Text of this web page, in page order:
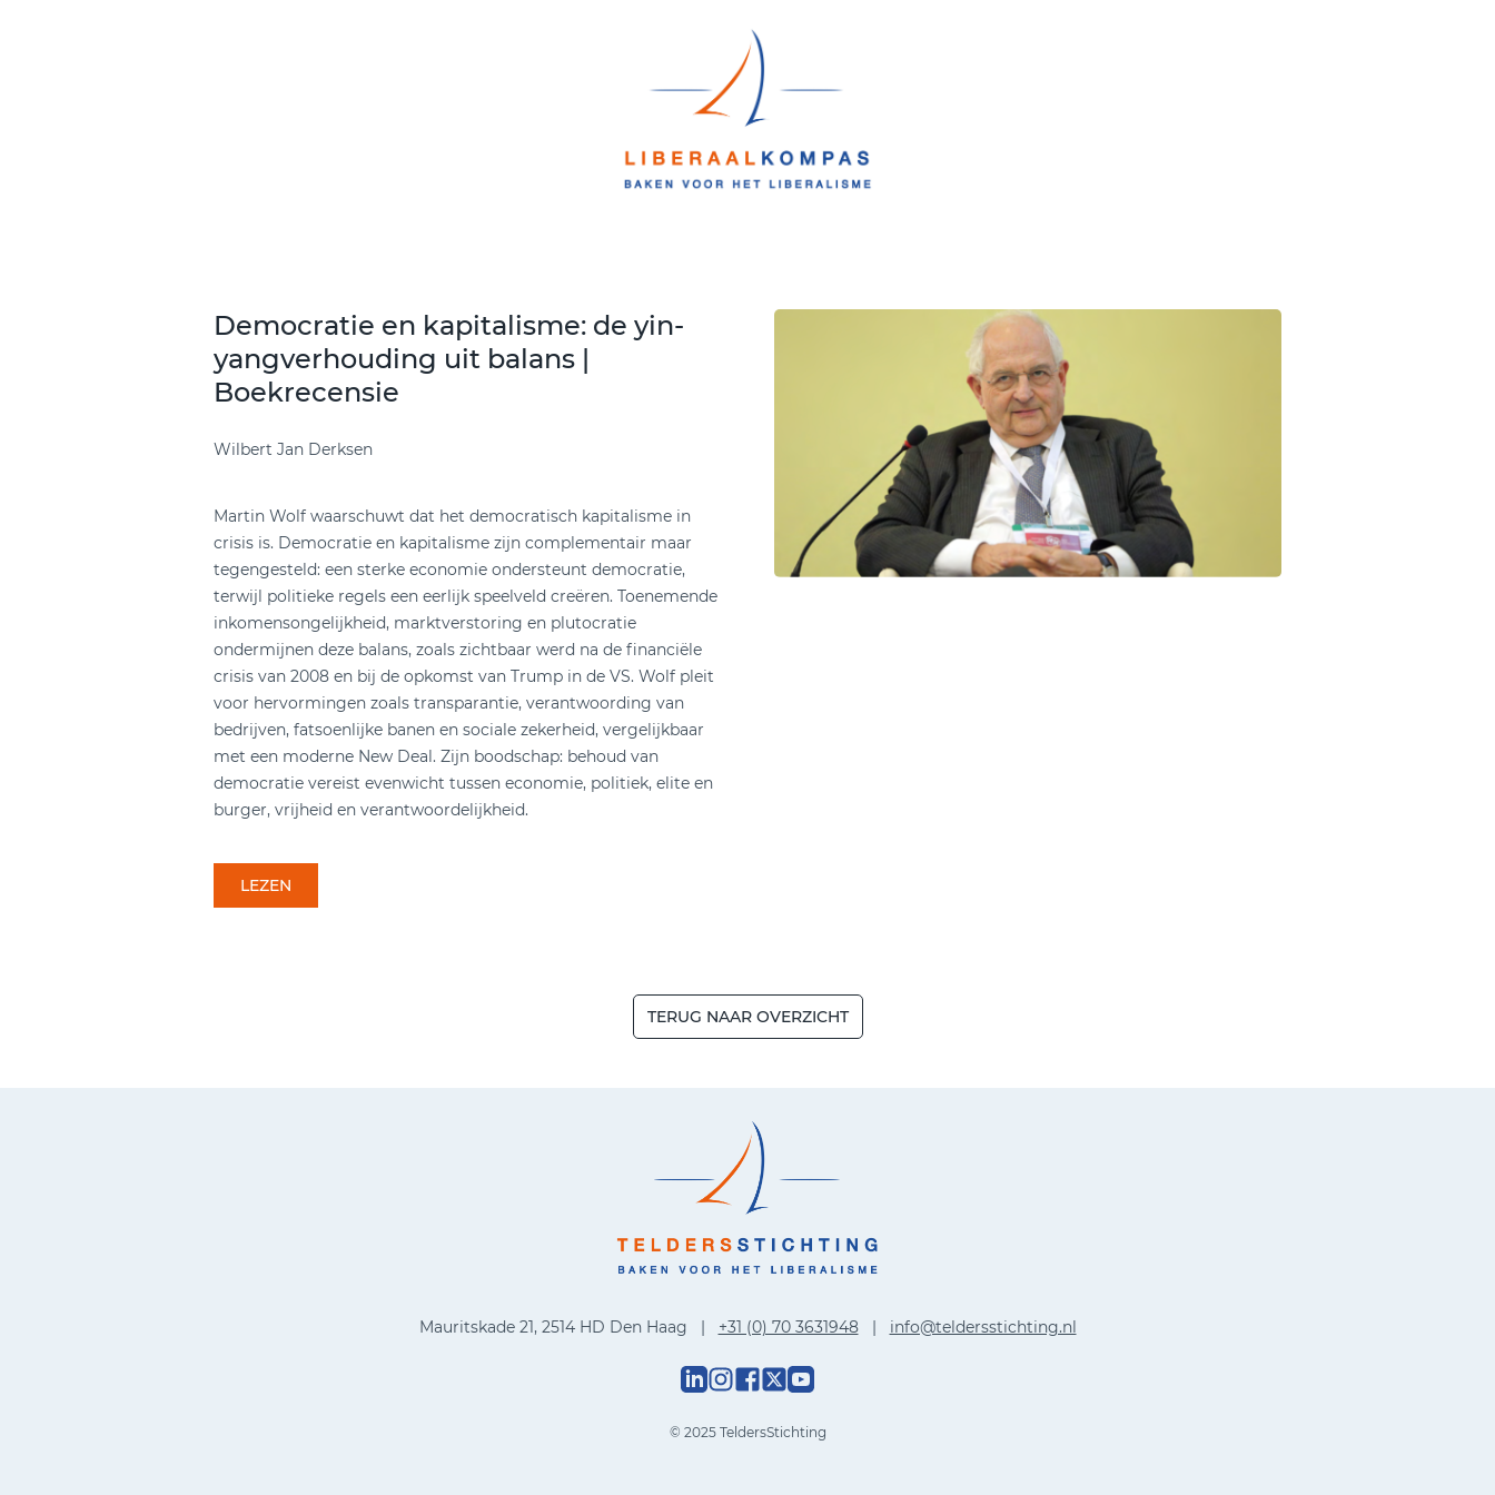
Democratie en kapitalisme: de yin-
yangverhouding uit balans |
Boekrecensie
Wilbert Jan Derksen
Martin Wolf waarschuwt dat het democratisch kapitalisme in
crisis is. Democratie en kapitalisme zijn complementair maar
tegengesteld: een sterke economie ondersteunt democratie,
terwijl politieke regels een eerlijk speelveld creëren. Toenemende
inkomensongelijkheid, marktverstoring en plutocratie
ondermijnen deze balans, zoals zichtbaar werd na de financiële
crisis van 2008 en bij de opkomst van Trump in de VS. Wolf pleit
voor hervormingen zoals transparantie, verantwoording van
bedrijven, fatsoenlijke banen en sociale zekerheid, vergelijkbaar
met een moderne New Deal. Zijn boodschap: behoud van
democratie vereist evenwicht tussen economie, politiek, elite en
burger, vrijheid en verantwoordelijkheid.
LEZEN
TERUG NAAR OVERZICHT
Mauritskade 21, 2514 HD Den Haag | +31 (0) 70 3631948| info@teldersstichting.nl
© 2025 TeldersStichting